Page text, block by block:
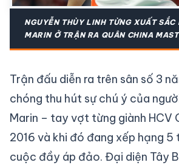
NGUYỄN THÙY LINH TỪNG XUẤT SẮC
MARIN Ở TRẬN RA QUÂN CHINA
Trận đấu diễn ra trên sân số 3
chóng thu hút sự chú ý của
Marin – tay vợt từng giành HCV
2016 và khi đó đang xếp hạng 5
cuộc đầy áp đảo. Đại diện Tây